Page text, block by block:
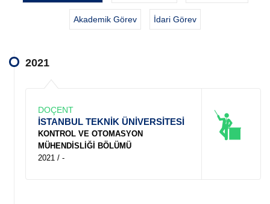
Akademik Görev İdari Görev
2021
DOÇENT
İSTANBUL TEKNİK ÜNİVERSİTESİ
KONTROL VE OTOMASYON
MÜHENDİSLİĞİ BÖLÜMÜ
2021 / -